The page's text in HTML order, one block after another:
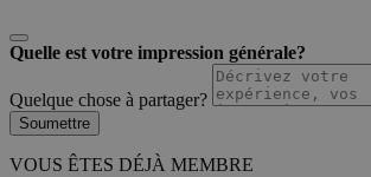
Quelle est votre impression générale?
Quelque chose à partager?
Soumettre
VOUS ÊTES DÉJÀ MEMBRE